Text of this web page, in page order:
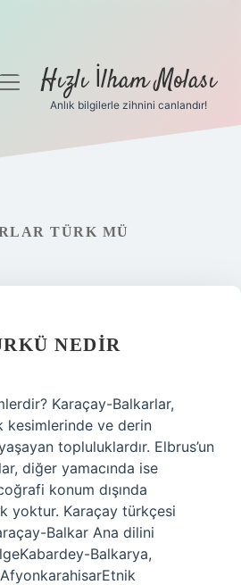
Hızlı İlham Molası
Anlık bilgilerle zihnini canlandır!
TÜRK MÜ
NEDIR
Karaçay-Balkarlar,
kesimlerinde ve derin
topluluklardır. Elbrus’un
diğer yamacında ise
konum dışında
yoktur. Karaçay türkçesi
Balkar Ana dilini
Balkarya,